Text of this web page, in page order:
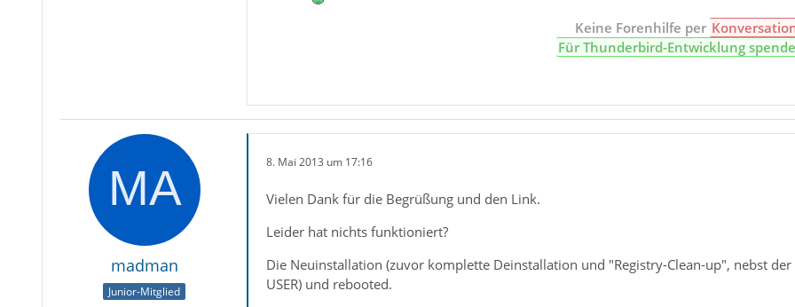
Keine Forenhilfe per
Für Thunderbird-Entwicklung
madman
Junior-Mitglied
8. Mai 2013 um 17:16
Vielen Dank für die Begrüßung und den Link.
Leider hat nichts funktioniert?
Die Neuinstallation (zuvor komplette Deinstallation und "Registry-Clean-up", nebst
USER) und rebooted.